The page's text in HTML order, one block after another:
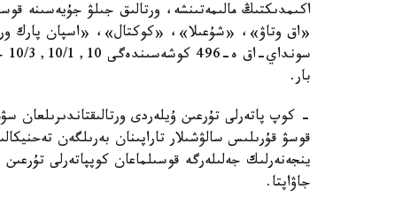
اكىمدىكتىڭ مالىمەتىنشە، ورتالىق جىلۋ جۇيەسىنە
«اق وتاۋ»، «شۇعىلا»، «كوكتال»، «اسپان پارك
بار.
- كوپ پاتەرلى تۇرعىن ۇيلەردى ورتالىقتاندىرىلعان
قوسۋ قۇرىلىس سالۋشىلار تاراپىنان بەرىلگەن
ينجەنەرلىك جەلىلەرگە قوسىلماعان كوپپاتەرلى
جاۋاپتا.